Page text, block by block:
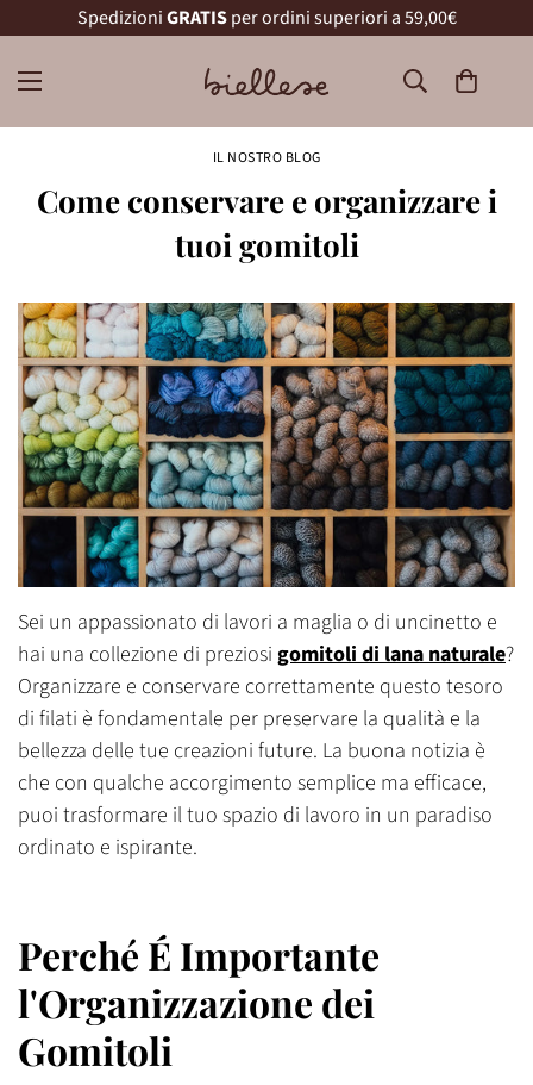
SpedizioniGRATISper ordini superiori a 59,00€
IL NOSTRO BLOG
Come conservare e organizzare i
tuoi gomitoli
Sei un appassionato di lavori a maglia o di uncinetto e
hai una collezione di preziosi gomitoli di lana naturale?
Organizzare e conservare correttamente questo tesoro
di filati è fondamentale per preservare la qualità e la
bellezza delle tue creazioni future. La buona notizia è
che con qualche accorgimento semplice ma efficace,
puoi trasformare il tuo spazio di lavoro in un paradiso
ordinato e ispirante.
Perché É Importante
l'Organizzazione dei
Gomitoli